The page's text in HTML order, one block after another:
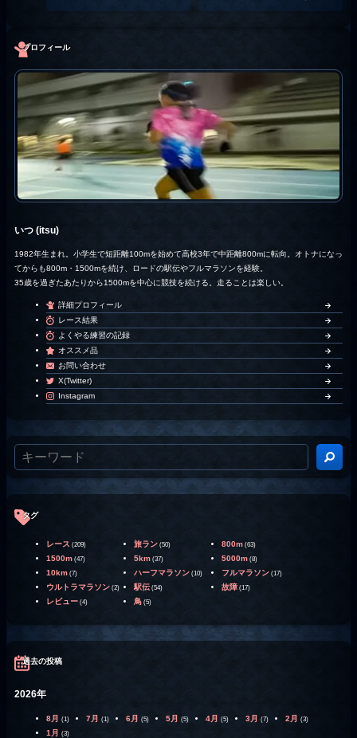
プロフィール
いつ (itsu)
1982年生まれ。小学生で短距離100mを始めて高校3年で中距離800mに転向。オトナになっ
てからも800m・1500mを続け、ロードの駅伝やフルマラソンを経験。
35歳を過ぎたあたりから1500mを中心に競技を続ける。走ることは楽しい。
詳細プロフィール
レース結果
よくやる練習の記録
オススメ品
お問い合わせ
X(Twitter)
Instagram
タグ
レース (209) 旅ラン (50) 800m (63)
1500m (47) 5km (37) 5000m (8)
10km (7) ハーフマラソン (10) フルマラソン (17)
ウルトラマラソン (2) 駅伝 (54) 故障 (17)
レビュー (4) 鳥 (5)
過去の投稿
2026年
8月 (1) 7月 (1) 6月 (5) 5月 (5) 4月 (5) 3月 (7) 2月 (3)
1月 (3)